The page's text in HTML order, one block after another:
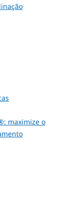
maximize o